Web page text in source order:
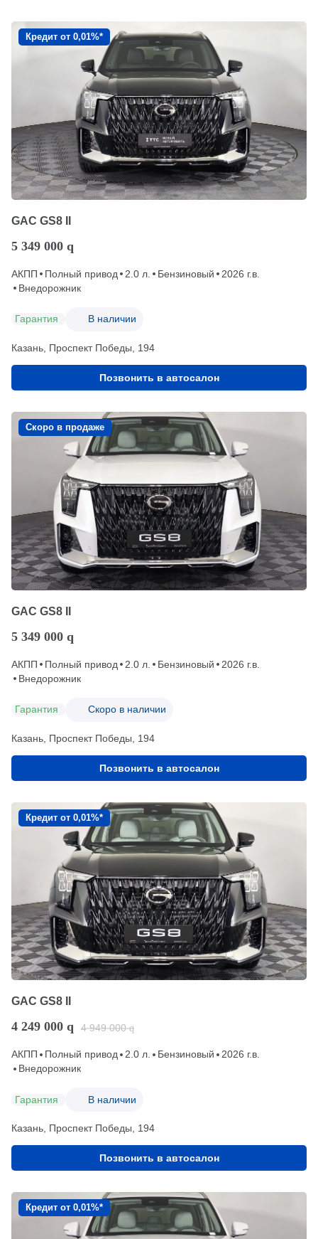
Кредит от 0,01%*
GAC GS8 II
5 349 000 q
АКПП Полный привод 2.0 л. Бензиновый
2026 г.в.
Внедорожник
Гарантия В наличии
Казань, Проспект Победы, 194
Позвонить в автосалон
Скоро в продаже
GAC GS8 II
5 349 000 q
АКПП Полный привод 2.0 л. Бензиновый
2026 г.в.
Внедорожник
Гарантия Скоро в наличии
Казань, Проспект Победы, 194
Позвонить в автосалон
Кредит от 0,01%*
GAC GS8 II
4 249 000 q 4 949 000 q
АКПП Полный привод 2.0 л. Бензиновый
2026 г.в.
Внедорожник
Гарантия В наличии
Казань, Проспект Победы, 194
Позвонить в автосалон
Кредит от 0,01%*